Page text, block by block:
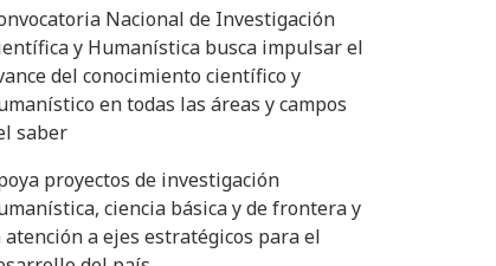
Nacional de Investigación
y Humanística busca impulsar el
del conocimiento científico y
en todas las áreas y campos
saber
proyectos de investigación
ciencia básica y de frontera y
atención a ejes estratégicos para el